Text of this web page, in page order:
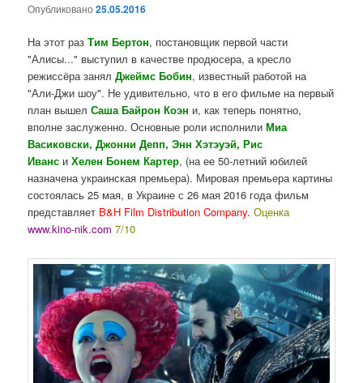
Опубликовано25.05.2016
На этот разТим Бертон, постановщик первой части
"Алисы..." выступил в качестве продюсера, а кресло
режиссёра занялДжеймс Бобин, известный работой на
"Али-Джи шоу". Не удивительно, что в его фильме на первый
план вышелСаша Байрон Коэн и, как теперь понятно,
вполне заслуженно. Основные роли исполнилиМиа
Васиковски, Джонни Депп, Энн Хэтэуэй, Рис
Иванс иХелен Бонем Картер, (на ее 50-летний юбилей
назначена украинская премьера). Мировая премьера картины
состоялась 25 мая, в Украине с 26 мая 2016 года фильм
представляет B&H Film Distribution Company.Оценка
www.kino-nik.com7/10